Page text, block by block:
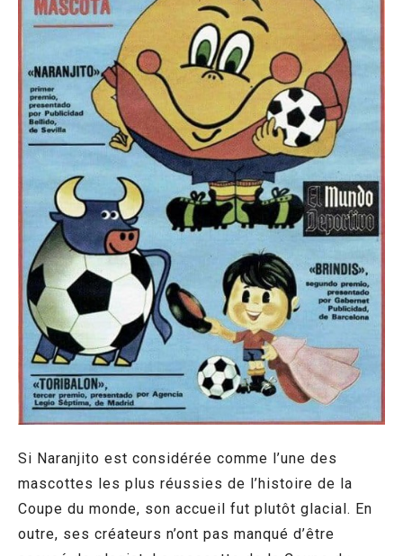
Si Naranjito est considérée comme l’une des
mascottes les plus réussies de l’histoire de la
Coupe du monde, son accueil fut plutôt glacial. En
outre, ses créateurs n’ont pas manqué d’être